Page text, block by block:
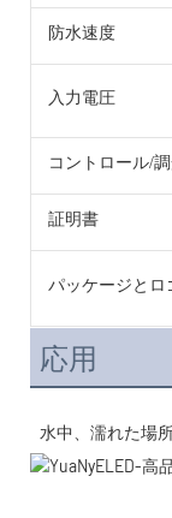
防水速度
入力電圧
コントロール/
証明書
パッケージとロ
応用